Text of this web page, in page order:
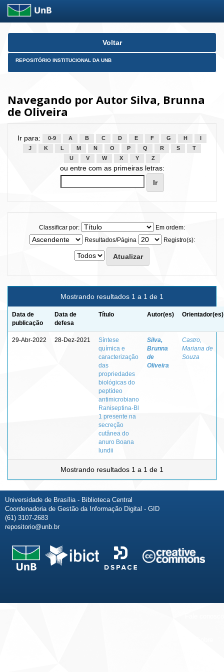
Skip
Voltar
REPOSITÓRIO INSTITUCIONAL DA UNB
Navegando por Autor Silva, Brunna
de Oliveira
Ir para: 0-9 A B C D E F G H
J
K L M N O P Q R S
T
U
V W X Y Z
ou entre com as primeiras letras:
Classificar por:
Em ordem:
Resultados/Página
Registro(s):
Mostrando resultados 1 a 1 de 1
Data de
publicação
Data de
defesa
Título Autor(es) Orientador(es)
29-Abr-2022 28-Dez-2021
Síntese
química e
caracterização
das
propriedades
biológicas do
peptídeo
antimicrobiano
Raniseptina-Bl
1 presente na
secreção
cutânea do
anuro Boana
lundii
Silva,
Brunna
de
Oliveira
Castro,
Mariana de
Souza
Mostrando resultados 1 a 1 de 1
Universidade de Brasília - Biblioteca Central
Coordenadoria de Gestão da Informação Digital - GID
(61) 3107-2683
repositorio@unb.br